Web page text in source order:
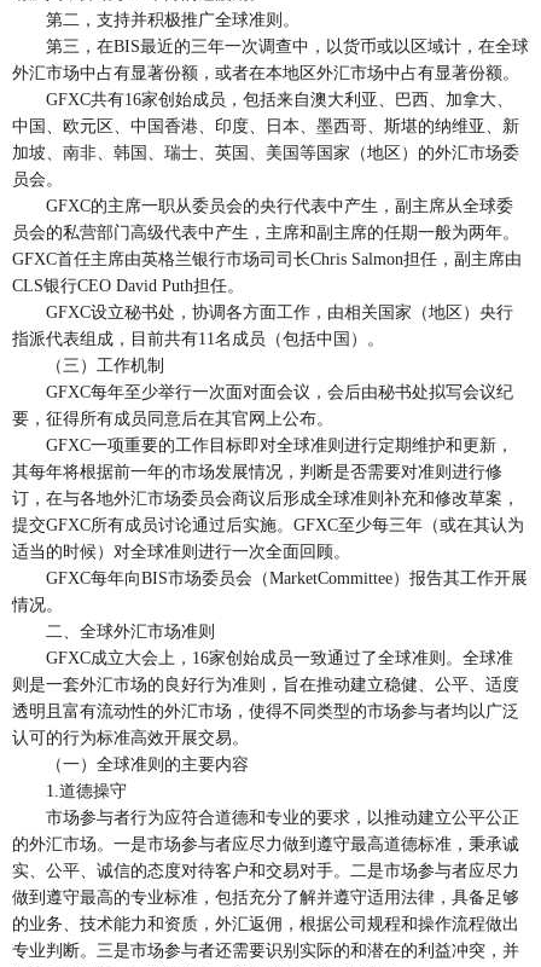
第二，支持并积极推广全球准则。
第三，在BIS最近的三年一次调查中，以货币或以区域计，在全球
外汇市场中占有显著份额，或者在本地区外汇市场中占有显著份额。
GFXC共有16家创始成员，包括来自澳大利亚、巴西、加拿大、
中国、欧元区、中国香港、印度、日本、墨西哥、斯堪的纳维亚、新
加坡、南非、韩国、瑞士、英国、美国等国家（地区）的外汇市场委
员会。
GFXC的主席一职从委员会的央行代表中产生，副主席从全球委
员会的私营部门高级代表中产生，主席和副主席的任期一般为两年。
GFXC首任主席由英格兰银行市场司司长Chris Salmon担任，副主席由
CLS银行CEO David Puth担任。
GFXC设立秘书处，协调各方面工作，由相关国家（地区）央行
指派代表组成，目前共有11名成员（包括中国）。
（三）工作机制
GFXC每年至少举行一次面对面会议，会后由秘书处拟写会议纪
要，征得所有成员同意后在其官网上公布。
GFXC一项重要的工作目标即对全球准则进行定期维护和更新，
其每年将根据前一年的市场发展情况，判断是否需要对准则进行修
订，在与各地外汇市场委员会商议后形成全球准则补充和修改草案，
提交GFXC所有成员讨论通过后实施。GFXC至少每三年（或在其认为
适当的时候）对全球准则进行一次全面回顾。
GFXC每年向BIS市场委员会（MarketCommittee）报告其工作开展
情况。
二、全球外汇市场准则
GFXC成立大会上，16家创始成员一致通过了全球准则。全球准
则是一套外汇市场的良好行为准则，旨在推动建立稳健、公平、适度
透明且富有流动性的外汇市场，使得不同类型的市场参与者均以广泛
认可的行为标准高效开展交易。
（一）全球准则的主要内容
1.道德操守
市场参与者行为应符合道德和专业的要求，以推动建立公平公正
的外汇市场。一是市场参与者应尽力做到遵守最高道德标准，秉承诚
实、公平、诚信的态度对待客户和交易对手。二是市场参与者应尽力
做到遵守最高的专业标准，包括充分了解并遵守适用法律，具备足够
的业务、技术能力和资质，外汇返佣，根据公司规程和操作流程做出
专业判断。三是市场参与者还需要识别实际的和潜在的利益冲突，并